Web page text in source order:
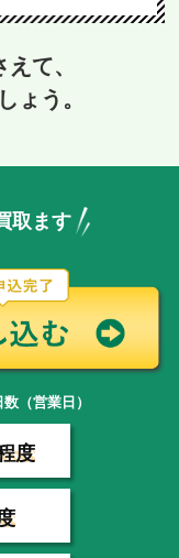
て、
ょう。
取ます
（営業日）
度